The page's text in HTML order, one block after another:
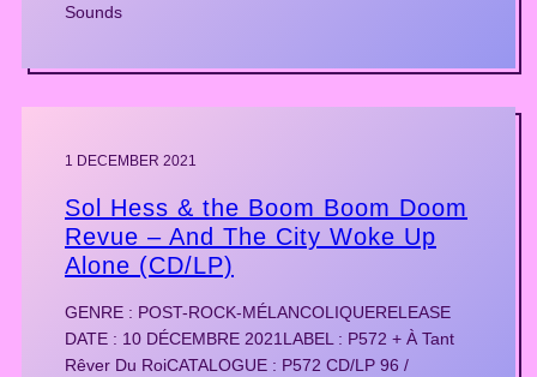
Sounds
1 DECEMBER 2021
Sol Hess & the Boom Boom Doom
Revue – And The City Woke Up
Alone (CD/LP)
GENRE : POST-ROCK-MÉLANCOLIQUERELEASE
DATE : 10 DÉCEMBRE 2021LABEL : P572 + À Tant
Rêver Du RoiCATALOGUE : P572 CD/LP 96 /